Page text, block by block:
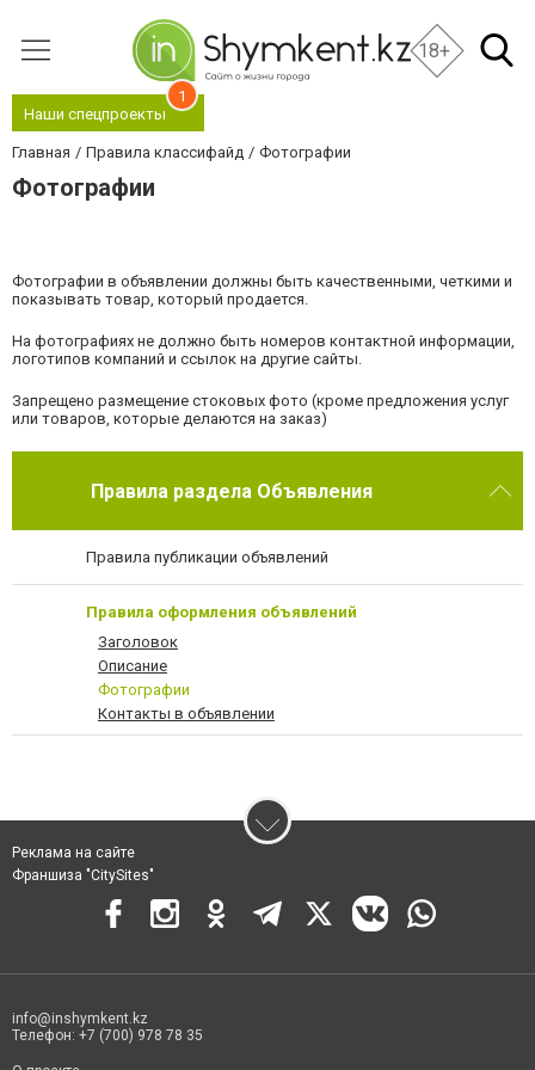
18+
Наши спецпроекты
1
Главная Правила классифайд Фотографии
Фотографии
Фотографии в объявлении должны быть качественными, четкими и
показывать товар, который продается.
На фотографиях не должно быть номеров контактной информации,
логотипов компаний и ссылок на другие сайты.
Запрещено размещение стоковых фото (кроме предложения услуг
или товаров, которые делаются на заказ)
Правила раздела Объявления
Правила публикации объявлений
Правила оформления объявлений
Заголовок
Описание
Фотографии
Контакты в объявлении
Реклама на сайте
Франшиза "CitySites"
info@inshymkent.kz
Телефон: +7 (700) 978 78 35